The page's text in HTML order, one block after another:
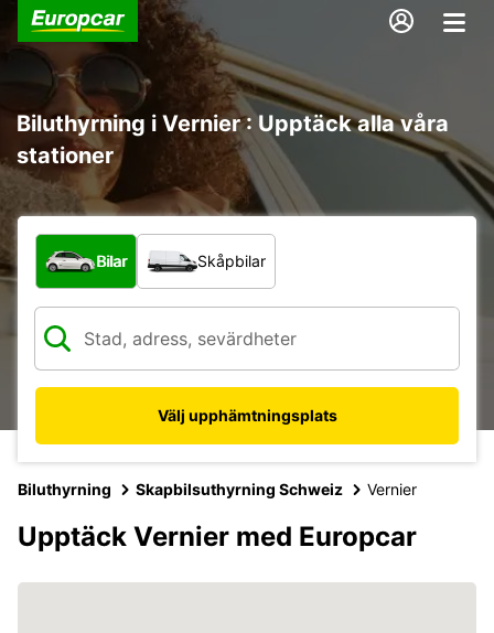
Biluthyrning i Vernier : Upptäck alla våra
stationer
Vilken typ av fordon?
Bilar Skåpbilar
Välj upphämtningsplats
Biluthyrning Skapbilsuthyrning Schweiz Vernier
Upptäck Vernier med Europcar